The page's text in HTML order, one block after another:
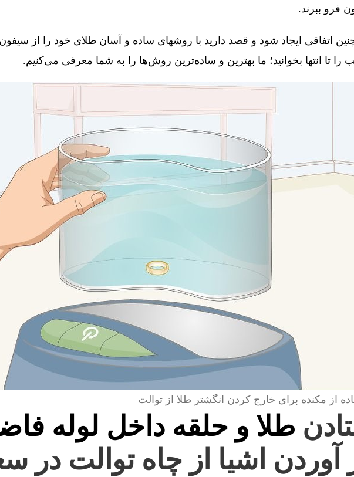
فرو ببرند.
اتفاقی ایجاد شود و قصد دارید با روشهای ساده و آسان طلای خود را از سیفون
را تا انتها بخوانید؛ ما بهترین و ساده‌ترین روش‌ها را به شما معرفی می‌کنیم.
از مکنده برای خارج کردن انگشتر طلا از توالت
طلا و حلقه داخل لوله
آوردن اشیا از چاه توالت در